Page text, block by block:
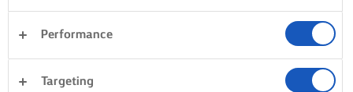
Performance
Targeting